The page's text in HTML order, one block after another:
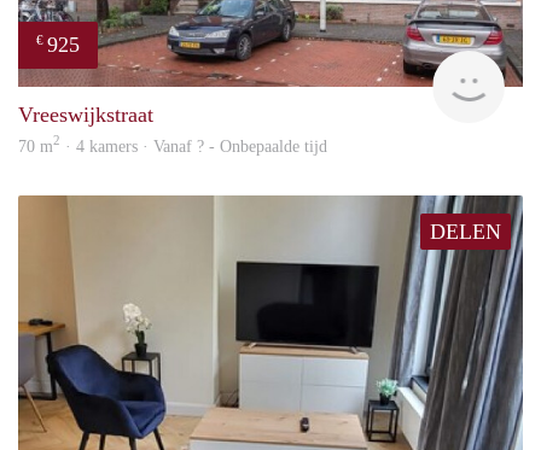
€ 925
Vreeswijkstraat
70 m2 · 4 kamers · Vanaf ? - Onbepaalde tijd
DELEN